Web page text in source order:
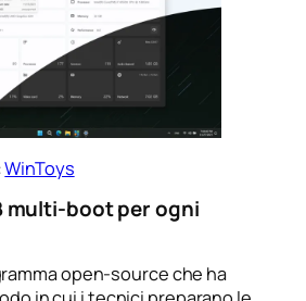
WinToys
multi-boot per ogni
open-source che ha